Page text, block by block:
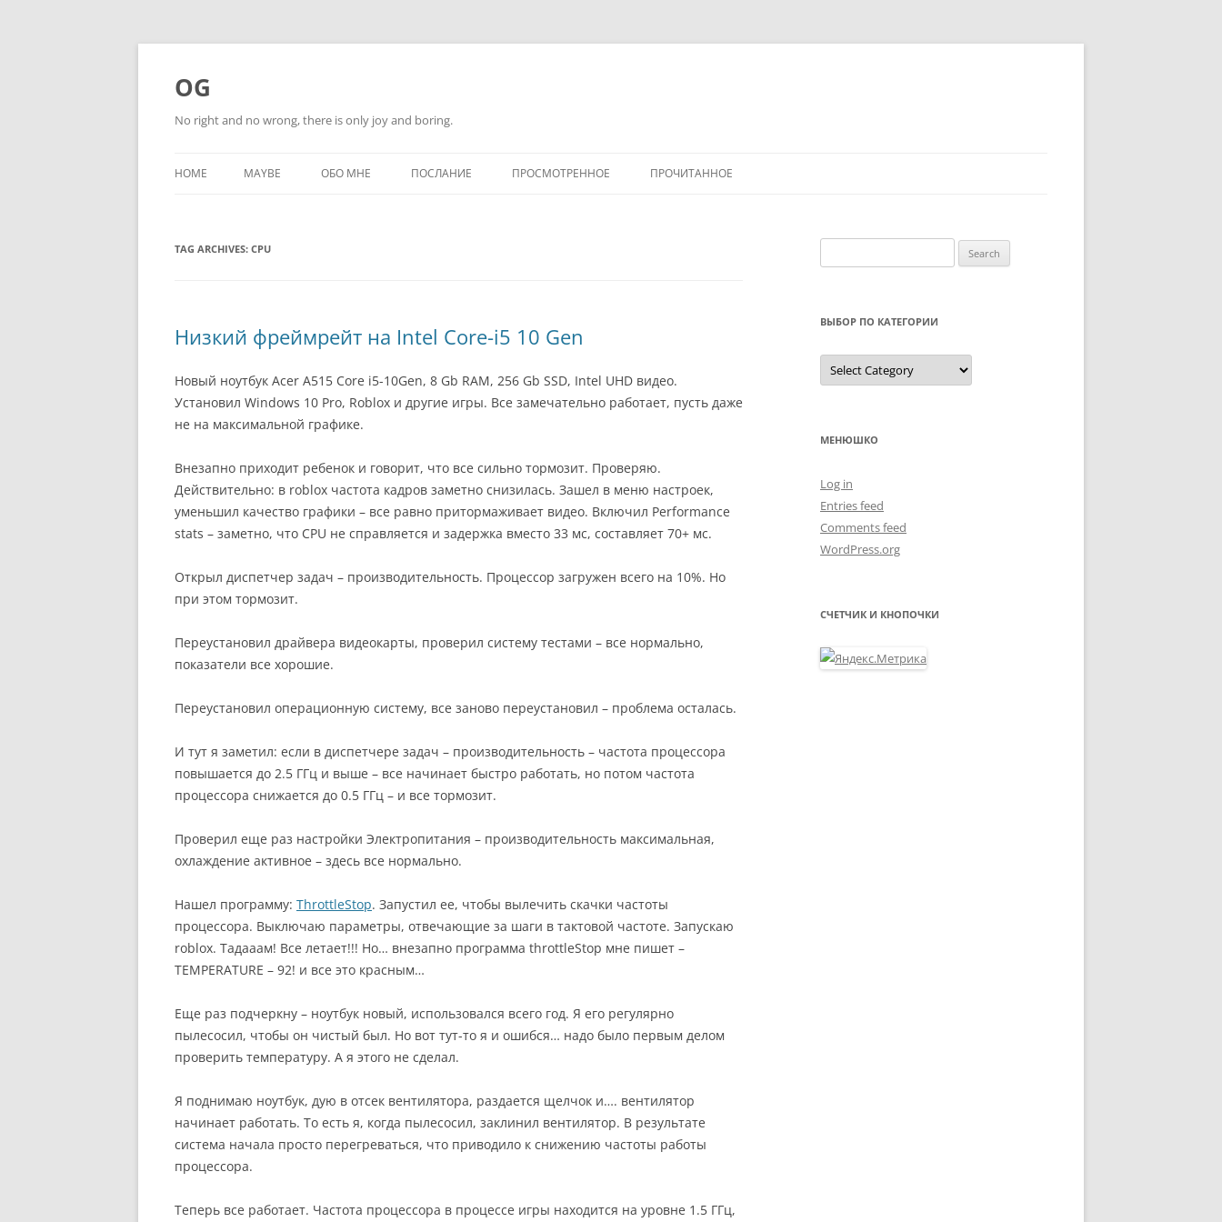
Skip
OG
No right and no wrong, there is only joy and boring.
HOME MAYBE ОБО МНЕ ПОСЛАНИЕ ПРОСМОТРЕННОЕ ПРОЧИТАННОЕ
TAG ARCHIVES: CPU
Низкий фреймрейт на Intel Core-i5 10 Gen
Новый ноутбук Acer А515 Core i5-10Gen, 8 Gb RAM, 256 Gb SSD, Intel UHD видео.
Установил Windows 10 Pro, Roblox и другие игры. Все замечательно работает, пусть даже
не на максимальной графике.
Внезапно приходит ребенок и говорит, что все сильно тормозит. Проверяю.
Действительно: в roblox частота кадров заметно снизилась. Зашел в меню настроек,
уменьшил качество графики – все равно притормаживает видео. Включил Performance
stats – заметно, что CPU не справляется и задержка вместо 33 мс, составляет 70+ мс.
Открыл диспетчер задач – производительность. Процессор загружен всего на 10%. Но
при этом тормозит.
Переустановил драйвера видеокарты, проверил систему тестами – все нормально,
показатели все хорошие.
Переустановил операционную систему, все заново переустановил – проблема осталась.
И тут я заметил: если в диспетчере задач – производительность – частота процессора
повышается до 2.5 ГГц и выше – все начинает быстро работать, но потом частота
процессора снижается до 0.5 ГГц – и все тормозит.
Проверил еще раз настройки Электропитания – производительность максимальная,
охлаждение активное – здесь все нормально.
Нашел программу: ThrottleStop. Запустил ее, чтобы вылечить скачки частоты
процессора. Выключаю параметры, отвечающие за шаги в тактовой частоте. Запускаю
roblox. Тадааам! Все летает!!! Но… внезапно программа throttleStop мне пишет –
TEMPERATURE – 92! и все это красным…
Еще раз подчеркну – ноутбук новый, использовался всего год. Я его регулярно
пылесосил, чтобы он чистый был. Но вот тут-то я и ошибся… надо было первым делом
проверить температуру. А я этого не сделал.
Я поднимаю ноутбук, дую в отсек вентилятора, раздается щелчок и…. вентилятор
начинает работать. То есть я, когда пылесосил, заклинил вентилятор. В результате
система начала просто перегреваться, что приводило к снижению частоты работы
процессора.
Теперь все работает. Частота процессора в процессе игры находится на уровне 1.5 ГГц,
for:
ВЫБОР ПО КАТЕГОРИИ
Выбор
по
категории
МЕНЮШКО
Log in
Entries feed
Comments feed
WordPress.org
СЧЕТЧИК И КНОПОЧКИ